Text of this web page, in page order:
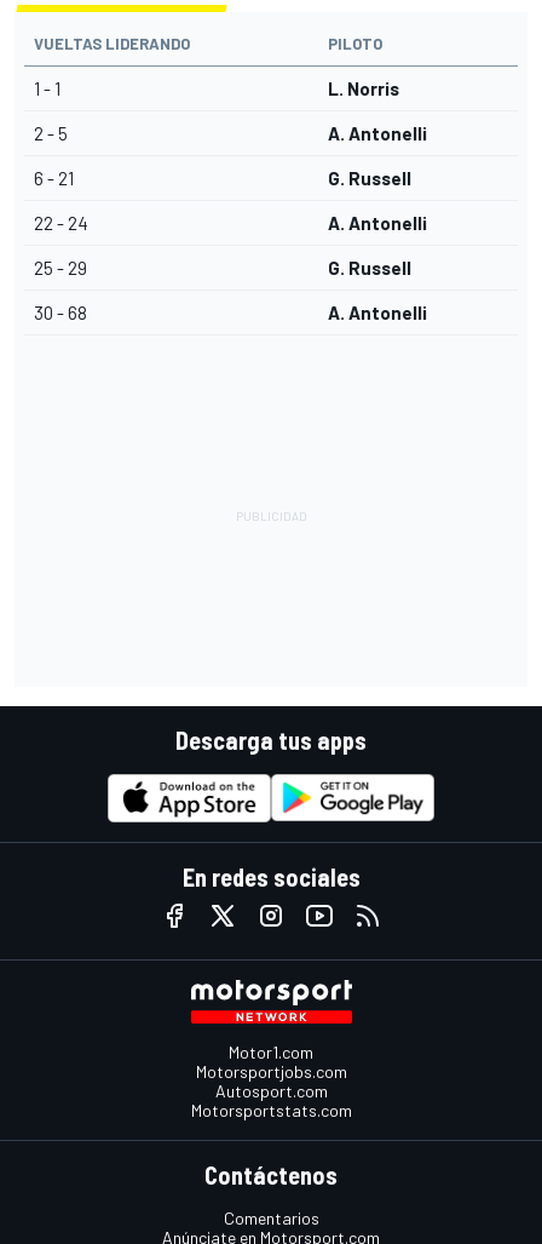
VUELTAS LIDERANDO PILOTO
1 - 1 L. Norris
2 - 5 A. Antonelli
6 - 21 G. Russell
22 - 24 A. Antonelli
25 - 29 G. Russell
30 - 68 A. Antonelli
Descarga tus apps
En redes sociales
Motor1.com
Motorsportjobs.com
Autosport.com
Motorsportstats.com
Contáctenos
Comentarios
Anúnciate en Motorsport.com